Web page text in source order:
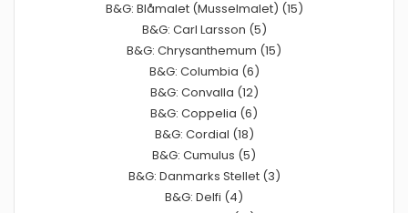
B&G: Blåmalet (Musselmalet) (15)
B&G: Carl Larsson (5)
B&G: Chrysanthemum (15)
B&G: Columbia (6)
B&G: Convalla (12)
B&G: Coppelia (6)
B&G: Cordial (18)
B&G: Cumulus (5)
B&G: Danmarks Stellet (3)
B&G: Delfi (4)